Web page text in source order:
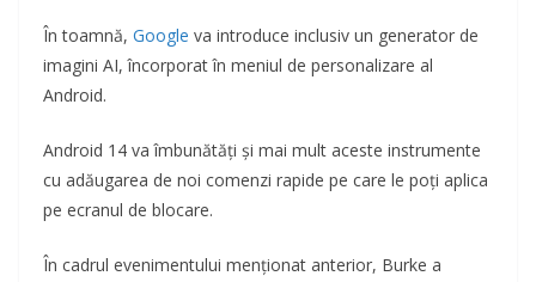
În toamnă, Google va introduce inclusiv un generator de
imagini AI, încorporat în meniul de personalizare al
Android.
Android 14 va îmbunătăți și mai mult aceste instrumente
cu adăugarea de noi comenzi rapide pe care le poți aplica
pe ecranul de blocare.
În cadrul evenimentului menționat anterior, Burke a